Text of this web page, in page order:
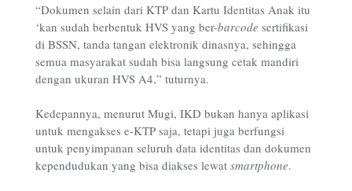
“Dokumen selain dari KTP dan Kartu Identitas Anak itu
‘kan sudah berbentuk HVS yang ber-barcode sertifikasi
di BSSN, tanda tangan elektronik dinasnya, sehingga
semua masyarakat sudah bisa langsung cetak mandiri
dengan ukuran HVS A4,” tuturnya.
Kedepannya, menurut Mugi, IKD bukan hanya aplikasi
untuk mengakses e-KTP saja, tetapi juga berfungsi
untuk penyimpanan seluruh data identitas dan dokumen
kependudukan yang bisa diakses lewat smartphone.